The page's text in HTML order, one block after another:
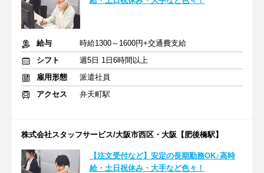
給与
時給1300～1600円+交通費支給
シフト
週5日 1日6時間以上
雇用形態
派遣社員
アクセス
弁天町駅
株式会社スタッフサービス/大阪市西区・大阪【肥後橋駅】
【注文受付など】安定の長期勤務OK♪高時
給・土日祝休み・大手など色々！